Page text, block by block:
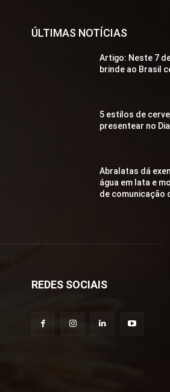
ÚLTIMAS NOTÍCIAS
Artigo: Neste 7
brinde ao Brasil
5 estilos de
presentear no
Abralatas dá
água em lata e
de comunicação
REDES SOCIAIS